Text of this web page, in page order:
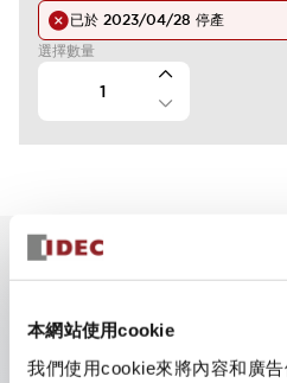
本網站使用cookie
我們使用cookie來將內容和廣
已於 2023/04/28 停產
選擇數量
照明顏色有5種。紅（R）、